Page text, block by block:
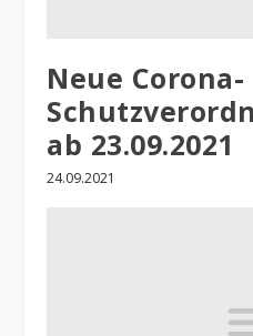
Neue Corona-
ab 23.09.2021
24.09.2021